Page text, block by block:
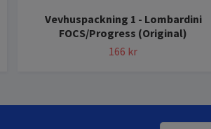
Vevhuspackning 1 - Lombardini
FOCS/Progress (Original)
166 kr